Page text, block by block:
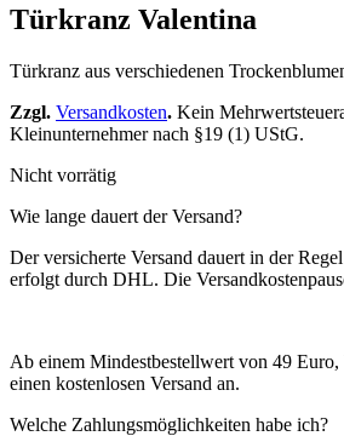
Türkranz Valentina
Türkranz aus verschiedenen
Zzgl. Versandkosten. Kein
Kleinunternehmer nach §19 (1) UStG.
Nicht vorrätig
Wie lange dauert der Versand?
Der versicherte Versand dauert in der Regel
erfolgt durch DHL. Die
Ab einem Mindestbestellwert von 49
einen kostenlosen Versand an.
Welche Zahlungsmöglichkeiten habe ich?